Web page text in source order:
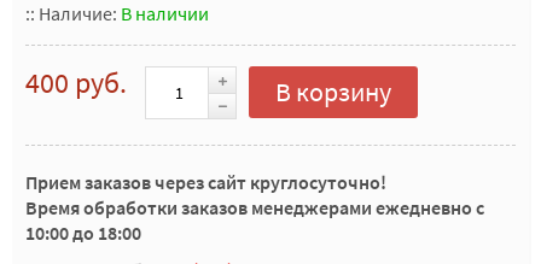
:: Наличие: В наличии
400 руб. В корзину
Прием заказов через сайт круглосуточно!
Время обработки заказов менеджерами ежедневно с
10:00 до 18:00